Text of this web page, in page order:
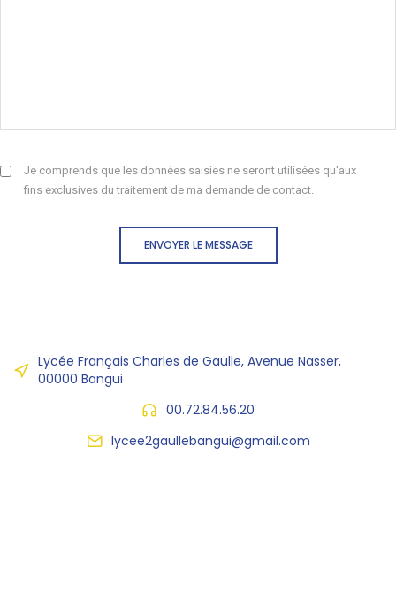
Je comprends que les données saisies ne seront utilisées qu'aux
fins exclusives du traitement de ma demande de contact.
ENVOYER LE MESSAGE
Lycée Français Charles de Gaulle, Avenue Nasser,
00000 Bangui
00.72.84.56.20
lycee2gaullebangui@gmail.com